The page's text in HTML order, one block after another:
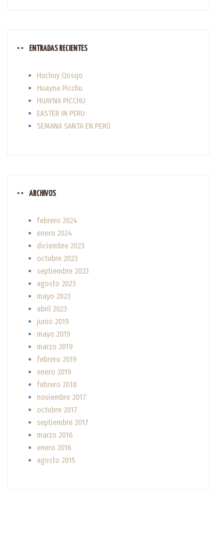
ENTRADAS RECIENTES
Huchuy Qosqo
Huayna Picchu
HUAYNA PICCHU
EASTER IN PERU
SEMANA SANTA EN PERÚ
ARCHIVOS
febrero 2024
enero 2024
diciembre 2023
octubre 2023
septiembre 2023
agosto 2023
mayo 2023
abril 2023
junio 2019
mayo 2019
marzo 2019
febrero 2019
enero 2019
febrero 2018
noviembre 2017
octubre 2017
septiembre 2017
marzo 2016
enero 2016
agosto 2015